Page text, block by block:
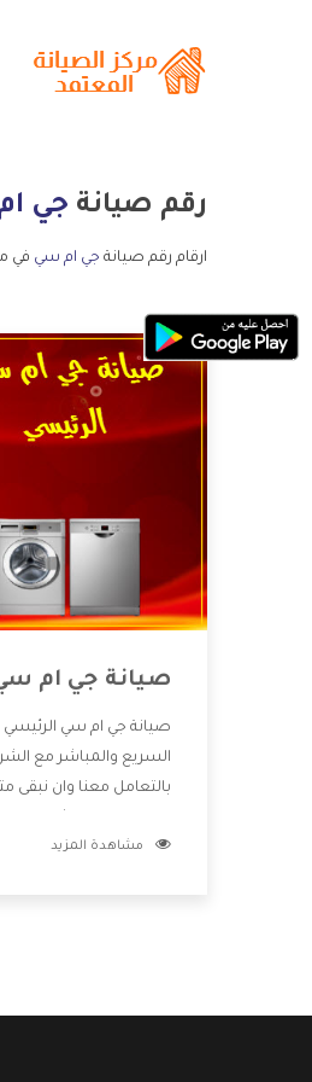
رقم صيانة جي
ارقام رقم صيانة جي ام سي في
صيانة جي ام
صيانة جي ام سي
السريع والمباشر مع
بالتعامل معنا وان نبقى
للعميل وان يستمتع
مشاهدة المزيد